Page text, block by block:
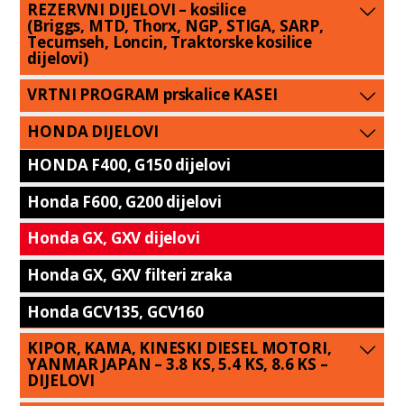
REZERVNI DIJELOVI – kosilice
(Briggs, MTD, Thorx, NGP, STIGA, SARP,
Tecumseh, Loncin, Traktorske kosilice
dijelovi)
VRTNI PROGRAM prskalice KASEI
HONDA DIJELOVI
HONDA F400, G150 dijelovi
Honda F600, G200 dijelovi
Honda GX, GXV dijelovi
Honda GX, GXV filteri zraka
Honda GCV135, GCV160
KIPOR, KAMA, KINESKI DIESEL MOTORI,
YANMAR JAPAN – 3.8 KS, 5.4 KS, 8.6 KS –
DIJELOVI